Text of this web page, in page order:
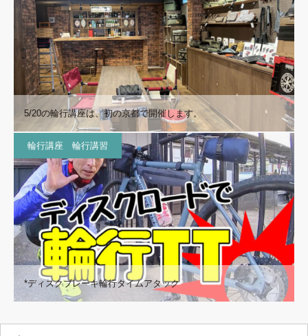
5/20の輪行講座は、初の京都で開催します。
輪行講座 輪行講習
*ディスクブレーキ輪行タイムアタック